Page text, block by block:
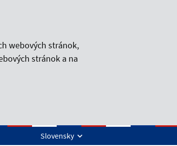
Slovensky
webových stránok,
stránok a na